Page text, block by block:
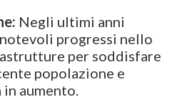
Negli ultimi anni
progressi nello
per soddisfare
popolazione e
aumento.